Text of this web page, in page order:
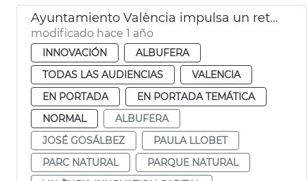
Ayuntamiento València impulsa un reto GovTech para proteger la Albufera
modificado hace 1 año
INNOVACIÓN
ALBUFERA
TODAS LAS AUDIENCIAS
VALENCIA
EN PORTADA
EN PORTADA TEMÁTICA
NORMAL
ALBUFERA
JOSÉ GOSÁLBEZ
PAULA LLOBET
PARC NATURAL
PARQUE NATURAL